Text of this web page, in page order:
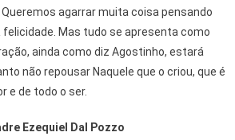
agarrar muita coisa pensando
felicidade. Mas tudo se apresenta como
ainda como diz Agostinho, estará
não repousar Naquele que o criou, que é
e de todo o ser.
Ezequiel Dal Pozzo